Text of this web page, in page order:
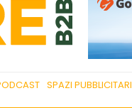
SPAZI PUBBLICITARI